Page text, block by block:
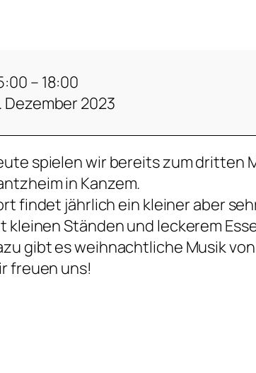
– 18:00
Dezember 2023
spielen wir bereits zum dritten
in Kanzem.
findet jährlich ein kleiner aber
kleinen Ständen und leckerem
gibt es weihnachtliche Musik
freuen uns!